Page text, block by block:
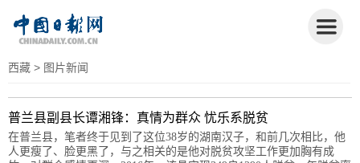
西藏 > 图片新闻
普兰县副县长谭湘锋：真情为群众 忧乐系脱贫
在普兰县，笔者终于见到了这位38岁的湖南汉子，和前几次相比，他
人更瘦了、脸更黑了，与之相关的是他对脱贫攻坚工作更加胸有成